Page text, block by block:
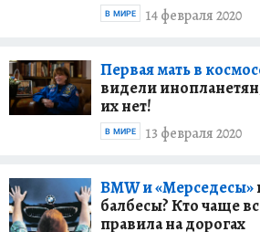
14 февраля 2020
В МИРЕ
Первая мать в
видели
их нет!
13 февраля 2020
В МИРЕ
BMW и «Мерседесы»
балбесы? Кто чаще
правила на дорогах